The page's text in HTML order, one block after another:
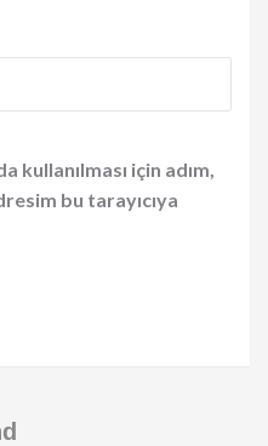
kullanılması için adım,
bu tarayıcıya